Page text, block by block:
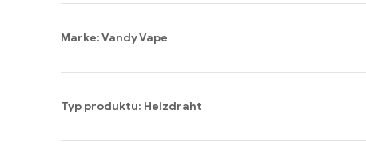
Marke: Vandy Vape
Typ produktu: Heizdraht